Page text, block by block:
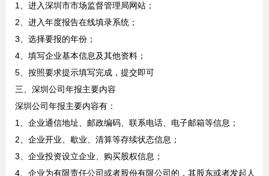
1、进入深圳市市场监督管理局网站；
2、进入年度报告在线填录系统；
3、选择要报的年份；
4、填写企业基本信息及其他资料；
5、按照要求提示填写完成，提交即可
三、深圳公司年报主要内容
深圳公司年报主要内容有：
1、企业通信地址、邮政编码、联系电话、电子邮箱等信息；
2、企业开业、歇业、清算等存续状态信息；
3、企业投资设立企业、购买股权信息；
4、企业为有限责任公司或者股份有限公司的，其股东或者发起人